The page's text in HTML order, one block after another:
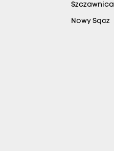
Szczawnica
Nowy Sącz